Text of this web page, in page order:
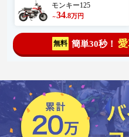
モンキー125
～34.8万円
無料 簡単30秒！